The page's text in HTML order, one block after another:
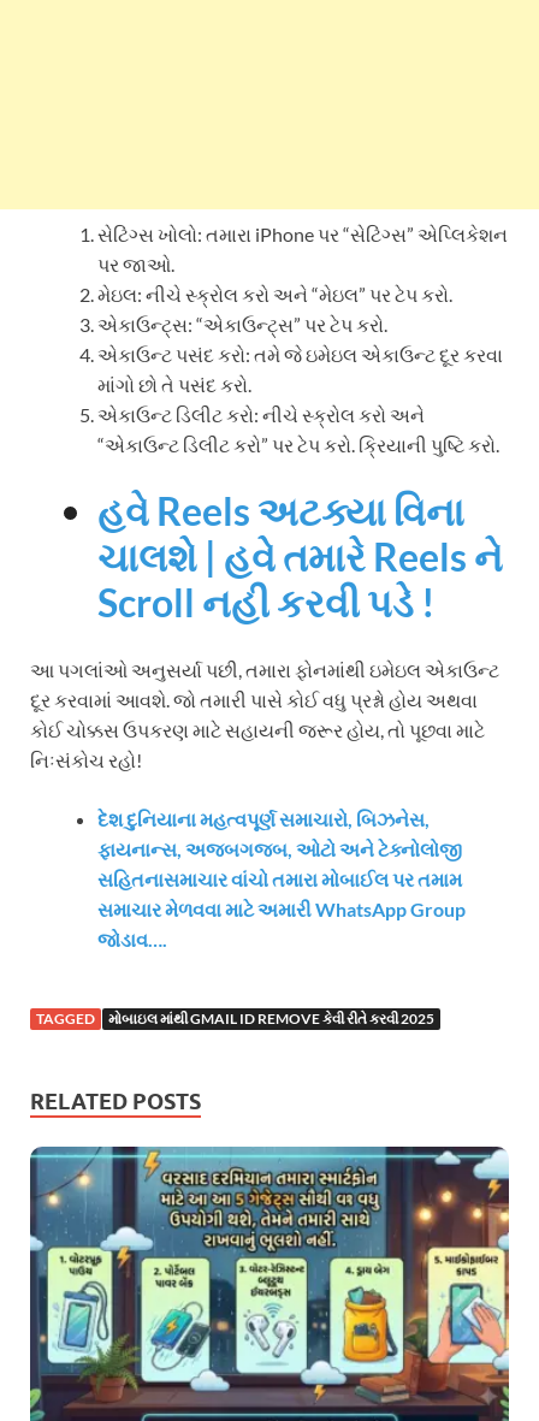
સેટિંગ્સ ખોલો: તમારા iPhone પર “સેટિંગ્સ” એપ્લિકેશન
પર જાઓ.
મેઇલ: નીચે સ્ક્રોલ કરો અને “મેઇલ” પર ટેપ કરો.
એકાઉન્ટ્સ: “એકાઉન્ટ્સ” પર ટેપ કરો.
એકાઉન્ટ પસંદ કરો: તમે જે ઇમેઇલ એકાઉન્ટ દૂર કરવા
માંગો છો તે પસંદ કરો.
એકાઉન્ટ ડિલીટ કરો: નીચે સ્ક્રોલ કરો અને
“એકાઉન્ટ ડિલીટ કરો” પર ટેપ કરો. ક્રિયાની પુષ્ટિ કરો.
હવે Reels અટક્યા વિના
ચાલશે | હવે તમારે Reels ને
Scroll નહી કરવી પડે !
આ પગલાંઓ અનુસર્યા પછી, તમારા ફોનમાંથી ઇમેઇલ એકાઉન્ટ
દૂર કરવામાં આવશે. જો તમારી પાસે કોઈ વધુ પ્રશ્નો હોય અથવા
કોઈ ચોક્કસ ઉપકરણ માટે સહાયની જરૂર હોય, તો પૂછવા માટે
નિઃસંકોચ રહો!
દેશ દુનિયાના મહત્વપૂર્ણ સમાચારો, બિઝનેસ,
ફાયનાન્સ, અજબગજબ, ઓટો અને ટેક્નોલોજી
સહિતનાસમાચાર વાંચો તમારા મોબાઈલ પર તમામ
સમાચાર મેળવવા માટે અમારી WhatsApp Group
જોડાવ….
TAGGED મોબાઇલ માંથી GMAIL ID REMOVE કેવી રીતે કરવી 2025
RELATED POSTS